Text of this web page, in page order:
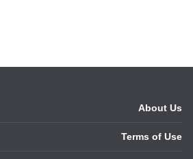
About Us
Terms of Use